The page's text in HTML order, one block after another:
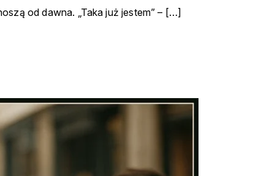
od dawna. „Taka już jestem” – […]